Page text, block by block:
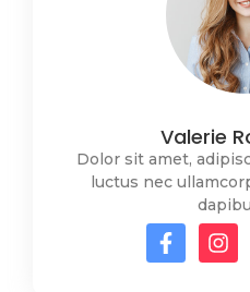
Valerie
Dolor sit amet,
luctus nec